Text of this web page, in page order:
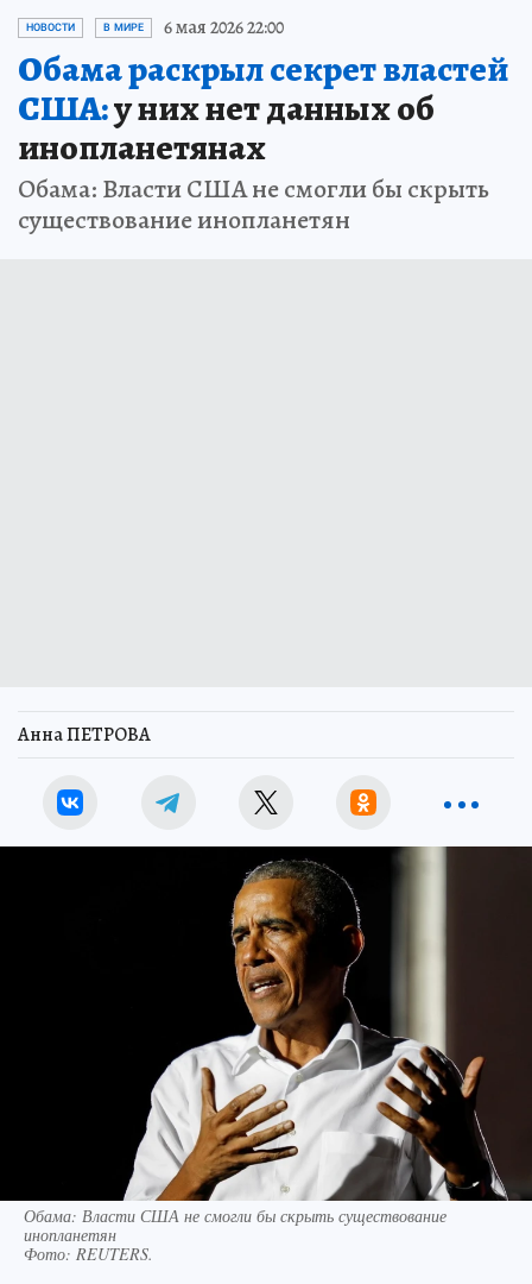
НОВОСТИ В МИРЕ 6 мая 2026 22:00
Обама раскрыл секрет властей
США:у них нет данных об
инопланетянах
Обама: Власти США не смогли бы скрыть
существование инопланетян
Анна ПЕТРОВА
Обама: Власти США не смогли бы скрыть существование
инопланетян
Фото: REUTERS.